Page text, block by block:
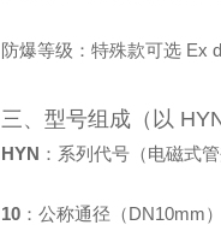
防爆等级：特殊款可选 Ex
三、型号组成（以
HYN ：系列代号（电磁式
10：公称通径（DN10mm）